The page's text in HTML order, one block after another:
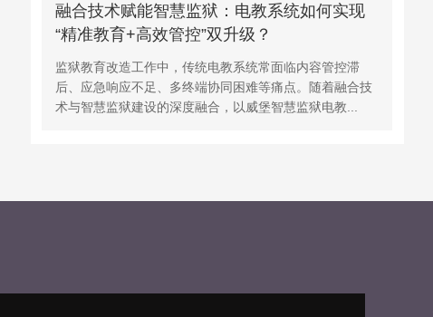
融合技术赋能智慧监狱：电教系统如何实现
“精准教育+高效管控”双升级？
监狱教育改造工作中，传统电教系统常面临内容管控滞
后、应急响应不足、多终端协同困难等痛点。随着融合技
术与智慧监狱建设的深度融合，以威堡智慧监狱电教...